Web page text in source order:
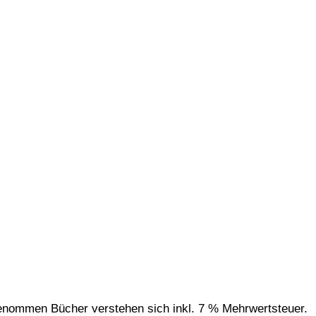
Bücher verstehen sich inkl. 7 % Mehrwertsteuer.